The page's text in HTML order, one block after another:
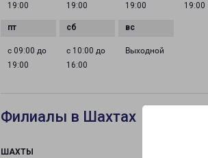
19:00
19:00
19:00
19:00
с 09:00 до
19:00
с 10:00 до
16:00
Выходной
Филиалы в Шахтах
ШАХТЫ